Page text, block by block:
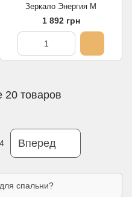
Зеркало Энергия M
1 892 грн
20 товаров
Вперед
спальни?